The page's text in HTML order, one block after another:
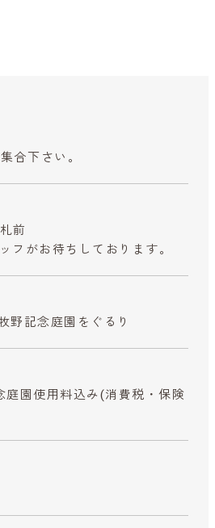
合下さい。
前
フがお待ちしております。
野記念庭園をぐるり
園使用料込み (消費税・保険